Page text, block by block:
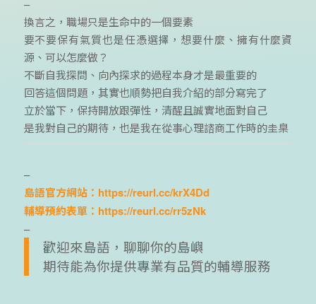
–
換言之，職場只是生命中的一個要素
要不要保有氣質也是任憑選擇，想要什麼、擁有什麼資
源、可以怎麼做？
不斷自我探問、向內探求的過程本身才是最重要的
回答這個問題，其實也順勢把自我介紹的部分寫完了
立於當下，保持開放跟彈性，清醒且誠實地面對自己
是我對自己的期待，也是我在從事心理諮商工作時的圭臬
–
島語官方網站： https://reurl.cc/krX4Dd
輔導預約表單： https://reurl.cc/rr5zNk
–
歡迎來島語，聊聊你的島嶼
期待能為你提供專業有品質的輔導服務